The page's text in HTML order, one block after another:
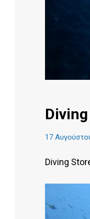
17
Diving